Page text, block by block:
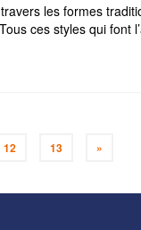
les formes
ces styles qui font
12 13 »